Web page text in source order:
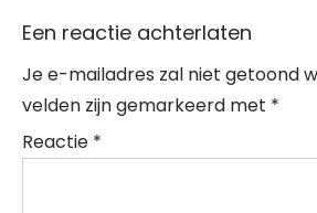
Een reactie achterlaten
Je e-mailadres zal niet getoond
velden zijn gemarkeerd met *
Reactie *